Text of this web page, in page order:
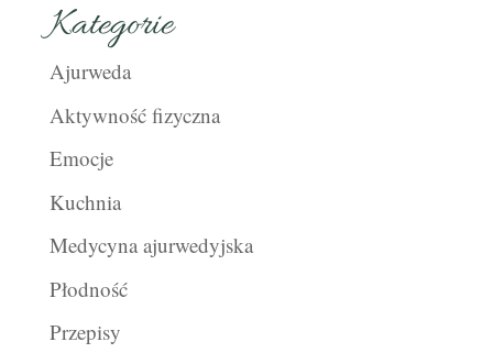
Kategorie
Ajurweda
Aktywność fizyczna
Emocje
Kuchnia
Medycyna ajurwedyjska
Płodność
Przepisy